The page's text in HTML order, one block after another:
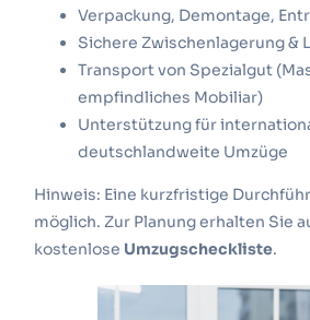
Verpackung, Demontage,
Sichere Zwischenlagerung &
Transport von Spezialgut
empfindliches Mobiliar)
Unterstützung für
deutschlandweite Umzüge
Hinweis: Eine kurzfristige
möglich. Zur Planung erhalten Sie
kostenlose Umzugscheckliste.